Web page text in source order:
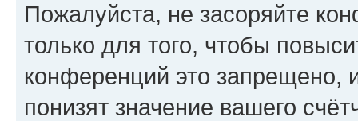
Пожалуйста, не засоряйте
только для того, чтобы
конференций это запрещено,
понизят значение вашего